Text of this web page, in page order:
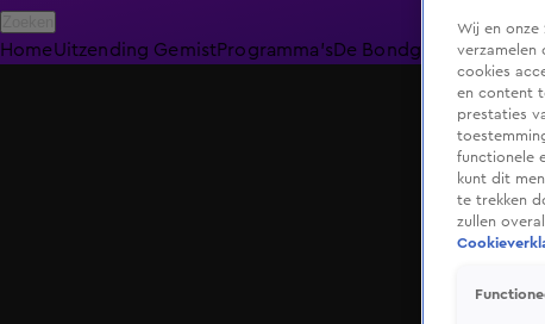
HomeUitzending GemistProgramma's De BondgenotenDe
Wij en onze
verzamelen
cookies
en content
prestaties
functionele
kunt dit
te trekken
zullen